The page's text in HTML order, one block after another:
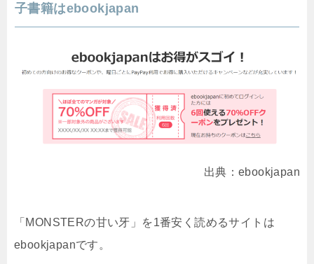
子書籍はebookjapan
出典：ebookjapan
「MONSTERの甘い牙」を1番安く読めるサイトは
ebookjapanです。